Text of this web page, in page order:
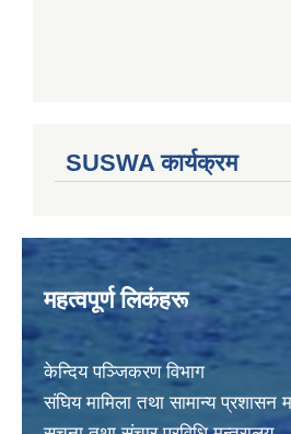
SUSWA कार्यक्रम
महत्वपूर्ण लिकंहरू
केन्दिय पञ्जिकरण विभाग
संघिय मामिला तथा सामान्य प्रशासन